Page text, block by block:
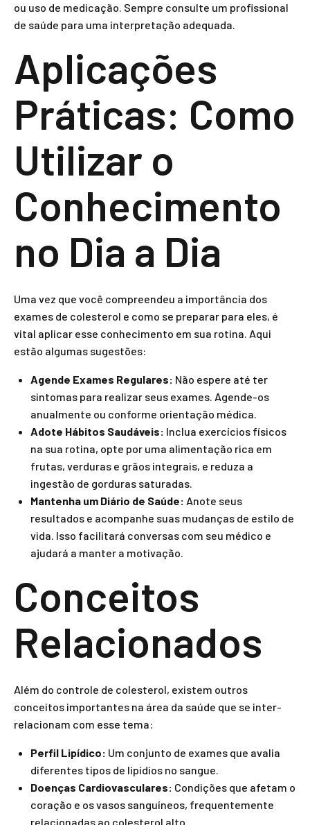
ou uso de medicação. Sempre consulte um profissional
de saúde para uma interpretação adequada.
Aplicações
Práticas: Como
Utilizar o
Conhecimento
no Dia a Dia
Uma vez que você compreendeu a importância dos
exames de colesterol e como se preparar para eles, é
vital aplicar esse conhecimento em sua rotina. Aqui
estão algumas sugestões:
Agende Exames Regulares: Não espere até ter
sintomas para realizar seus exames. Agende-os
anualmente ou conforme orientação médica.
Adote Hábitos Saudáveis: Inclua exercícios físicos
na sua rotina, opte por uma alimentação rica em
frutas, verduras e grãos integrais, e reduza a
ingestão de gorduras saturadas.
Mantenha um Diário de Saúde: Anote seus
resultados e acompanhe suas mudanças de estilo de
vida. Isso facilitará conversas com seu médico e
ajudará a manter a motivação.
Conceitos
Relacionados
Além do controle de colesterol, existem outros
conceitos importantes na área da saúde que se inter-
relacionam com esse tema:
Perfil Lipídico: Um conjunto de exames que avalia
diferentes tipos de lipídios no sangue.
Doenças Cardiovasculares: Condições que afetam o
coração e os vasos sanguíneos, frequentemente
relacionadas ao colesterol alto.